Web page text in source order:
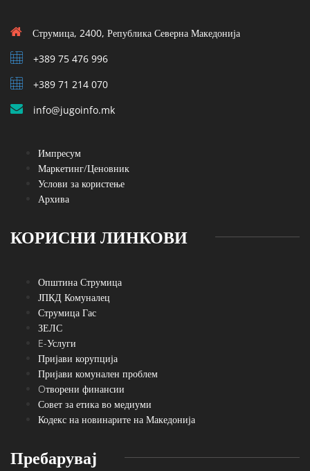
Струмица, 2400, Република Северна Македонија
+389 75 476 996
+389 71 214 070
info@jugoinfo.mk
Импресум
Маркетинг/Ценовник
Услови за користење
Архива
КОРИСНИ ЛИНКОВИ
Општина Струмица
ЈПКД Комуналец
Струмица Гас
ЗЕЛС
E-Услуги
Пријави корупција
Пријави комунален проблем
Oтворени финансии
Совет за етика во медиуми
Кодекс на новинарите на Македонија
Пребарувај